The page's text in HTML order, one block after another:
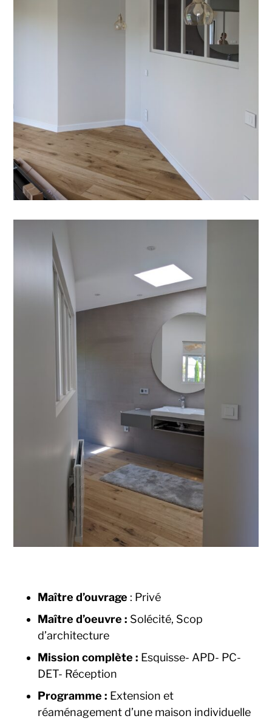
Maître d’ouvrage : Privé
Maître d’oeuvre : Solécité, Scop
d’architecture
Mission complète : Esquisse- APD- PC-
DET- Réception
Programme : Extension et
réaménagement d’une maison individuelle